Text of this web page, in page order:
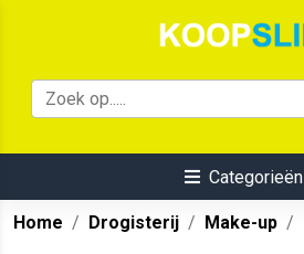
Categorieën
Home Drogisterij Make-up